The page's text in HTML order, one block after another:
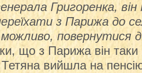
Григоренка, він
з Парижа до
повернутися
що з Парижа він таки
вийшла на